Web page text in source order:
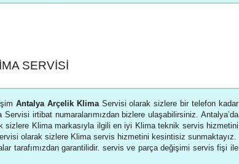
SERVISI
Antalya Arçelik KlimaServisi olarak sizlere bir telefon kadar
irtibat numaralarımızdan bizlere ulaşabilirsiniz. Antalya’da
sizlere Klima markasıyla ilgili en iyi Klima teknik servis hizmetini
olarak sizlere Klima servis hizmetini kesintisiz sunmaktayız.
tarafımızdan garantilidir. servis ve parça değişimi servis fişi ile